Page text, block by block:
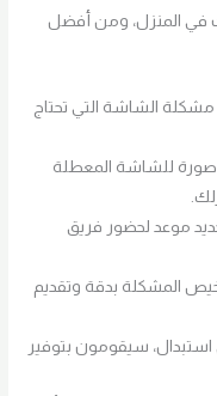
المنزل، ومن أفضل
الشاشة التي تحتاج
للشاشة المعطلة
موعد لحضور فريق
المشكلة بدقة وتقديم
استبدال، سيقومون بتوفير